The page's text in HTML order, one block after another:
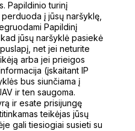
Papildinio turinį
į jūsų naršyklę,
Papildinį
jūsų naršyklė pasiekė
net jei neturite
arba jei prieigos
(įskaitant IP
bus siunčiama į
ir ten saugoma.
ir esate prisijungę
teikėjas jūsų
gali tiesiogiai susieti su